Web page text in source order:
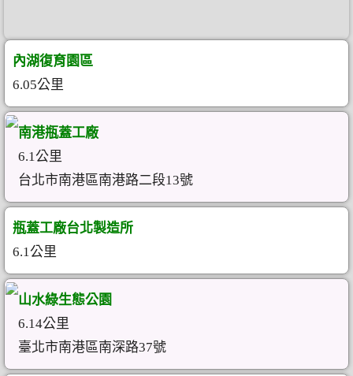
內湖復育園區
6.05公里
南港瓶蓋工廠
6.1公里
台北市南港區南港路二段13號
瓶蓋工廠台北製造所
6.1公里
山水綠生態公園
6.14公里
臺北市南港區南深路37號